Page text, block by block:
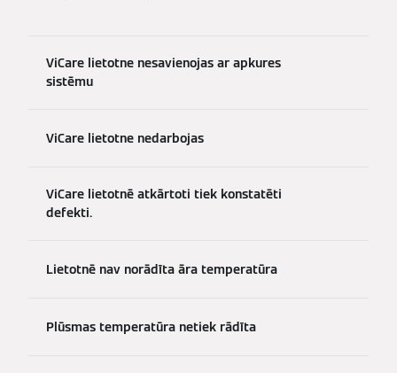
ViCare lietotne nesavienojas ar apkures
sistēmu
ViCare lietotne nedarbojas
ViCare lietotnē atkārtoti tiek konstatēti
defekti.
Lietotnē nav norādīta āra temperatūra
Plūsmas temperatūra netiek rādīta